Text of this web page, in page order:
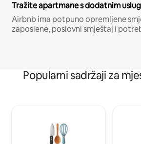
Tražite apartmane s dodatnim
Airbnb ima potpuno opremljene
zaposlene, poslovni smještaj i
Popularni sadržaji za